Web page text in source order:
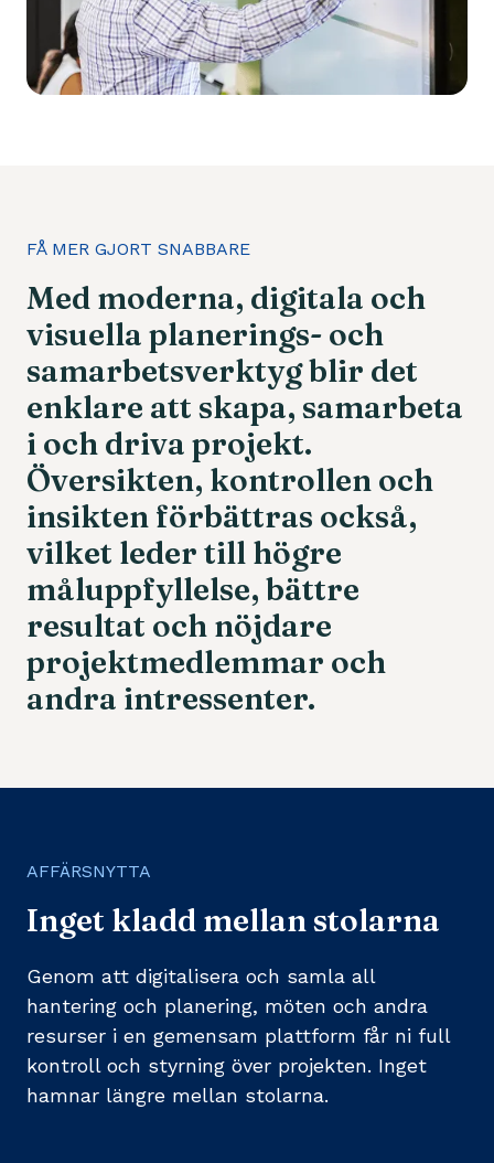
FÅ MER GJORT SNABBARE
Med moderna, digitala och
visuella planerings- och
samarbetsverktygblir det
enklare att skapa, samarbeta
i och driva projekt.
Översikten, kontrollen och
insikten förbättras också,
vilket leder till högre
måluppfyllelse, bättre
resultat och nöjdare
projektmedlemmar och
andra intressenter.
AFFÄRSNYTTA
Inget kladd mellan stolarna
Genom att digitalisera och samla all
hantering och planering, möten och andra
resurser i en gemensam plattform får ni full
kontroll och styrning över projekten. Inget
hamnar längre mellan stolarna.